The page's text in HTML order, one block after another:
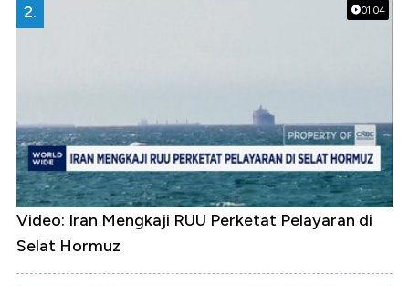
01:04
2.
Video: Iran Mengkaji RUU Perketat Pelayaran di
Selat Hormuz